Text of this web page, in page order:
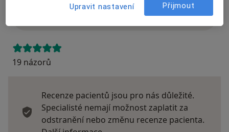
Přidejte svůj názor
19 názorů
Recenze pacientů jsou pro nás důležité.
Specialisté nemají možnost zaplatit za
odstranění nebo změnu recenze pacienta.
Upravit nastavení Přijmout